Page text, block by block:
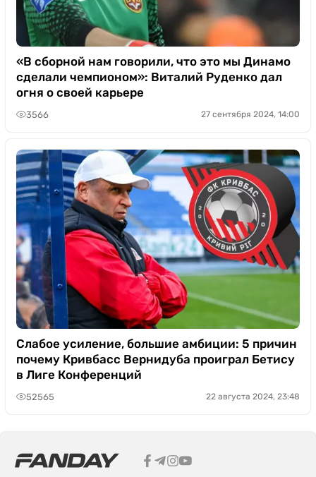
«В сборной нам говорили, что это мы Динамо
сделали чемпионом»: Виталий Руденко дал
огня о своей карьере
3566 27 сентября 2024, 14:00
Слабое усиление, большие амбиции: 5 причин
почему Кривбасс Вернидуба проиграл Бетису
в Лиге Конференций
52565 22 августа 2024, 23:48